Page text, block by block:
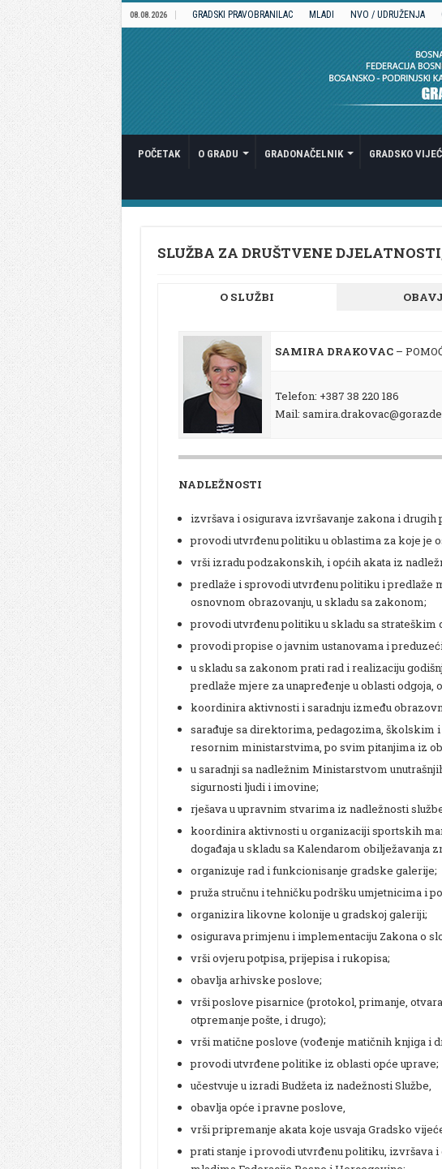
08.08.2026 GRADSKI PRAVOBRANILAC MLADI NVO / UDRUŽENJA
POČETAK O GRADU GRADONAČELNIK GRADSKO
SLUŽBA ZA DRUŠTVENE
O SLUŽBI
SAMIRA DRAKOVAC–
Telefon: +387 38 220 186
Mail:
NADLEŽNOSTI
izvršava i osigurava izvršavanje zakona i drugih
provodi utvrđenu politiku u oblastima za koje je
vrši izradu podzakonskih, i općih akata iz
predlaže i sprovodi utvrđenu politiku i predlaže
osnovnom obrazovanju, u skladu sa zakonom;
provodi utvrđenu politiku u skladu sa
provodi propise o javnim ustanovama i
u skladu sa zakonom prati rad i realizaciju
predlaže mjere za unapređenje u oblasti odgoja,
koordinira aktivnosti i saradnju između
sarađuje sa direktorima, pedagozima,
resornim ministarstvima, po svim pitanjima iz
u saradnji sa nadležnim Ministarstvom
sigurnosti ljudi i imovine;
rješava u upravnim stvarima iz nadležnosti
koordinira aktivnosti u organizaciji sportskih
događaja u skladu sa Kalendarom obilježavanja
organizuje rad i funkcionisanje gradske galerije;
pruža stručnu i tehničku podršku umjetnicima i
organizira likovne kolonije u gradskoj galeriji;
osigurava primjenu i implementaciju Zakona o
vrši ovjeru potpisa, prijepisa i rukopisa;
obavlja arhivske poslove;
vrši poslove pisarnice (protokol, primanje,
otpremanje pošte, i drugo);
vrši matične poslove (vođenje matičnih knjiga i
provodi utvrđene politike iz oblasti opće uprave;
učestvuje u izradi Budžeta iz nadežnosti Službe,
obavlja opće i pravne poslove,
vrši pripremanje akata koje usvaja Gradsko
prati stanje i provodi utvrđenu politiku, izvršava